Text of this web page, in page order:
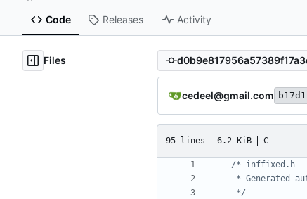
Code Releases Activity
Files
cedeel@gmail.com
95 lines 6.2 KiB C
     */